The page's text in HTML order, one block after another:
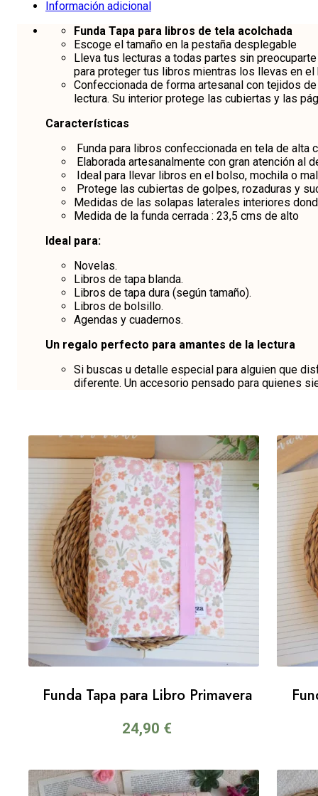
Información adicional
Funda Tapa para libros de tela acolchada
Escoge el tamaño en la pestaña desplegable
Lleva tus lecturas a todas partes sin
para proteger tus libros mientras los llevas en
Confeccionada de forma artesanal con tejidos
lectura. Su interior protege las cubiertas y las
Características
Funda para libros confeccionada en tela de alta
Elaborada artesanalmente con gran atención al
Ideal para llevar libros en el bolso, mochila o
Protege las cubiertas de golpes, rozaduras y
Medidas de las solapas laterales interiores
Medida de la funda cerrada : 23,5 cms de alto
Ideal para:
Novelas.
Libros de tapa blanda.
Libros de tapa dura (según tamaño).
Libros de bolsillo.
Agendas y cuadernos.
Un regalo perfecto para amantes de la lectura
Si buscas u detalle especial para alguien que
diferente. Un accesorio pensado para quienes
Funda Tapa para Libro Primavera
24,90 €